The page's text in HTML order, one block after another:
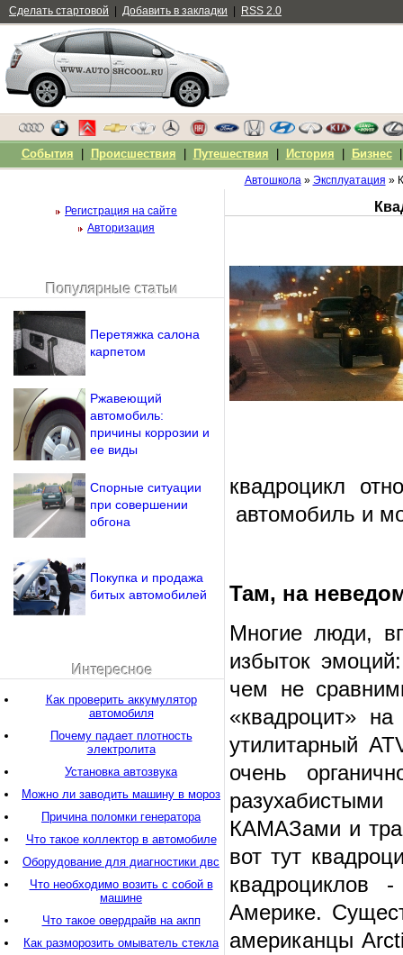
Автошкола» Эксплуатация »
квадроцикл
автомобиль и
Там, на
Многие люди,
избыток
чем не
«квадроцит»
утилитарный
очень
КАМАЗами и
вот тут
квадроциклов
Америке.
американцы
Регистрация на сайте
Авторизация
Напомнить пароль?
Популярные статьи
Перетяжка салона
карпетом
Ржавеющий
автомобиль:
причины коррозии и
ее виды
Спорные ситуации
при совершении
обгона
Покупка и продажа
битых автомобилей
Интересное
Как проверить аккумулятор
автомобиля
Почему падает плотность
электролита
Установка автозвука
Можно ли заводить машину в мороз
Причина поломки генератора
Что такое коллектор в автомобиле
Оборудование для диагностики двс
Что необходимо возить с собой в
машине
Что такое овердрайв на акпп
Как разморозить омыватель стекла
Сделать стартовой Добавить в закладки RSS 2.0
События Происшествия Путешествия История Бизнес